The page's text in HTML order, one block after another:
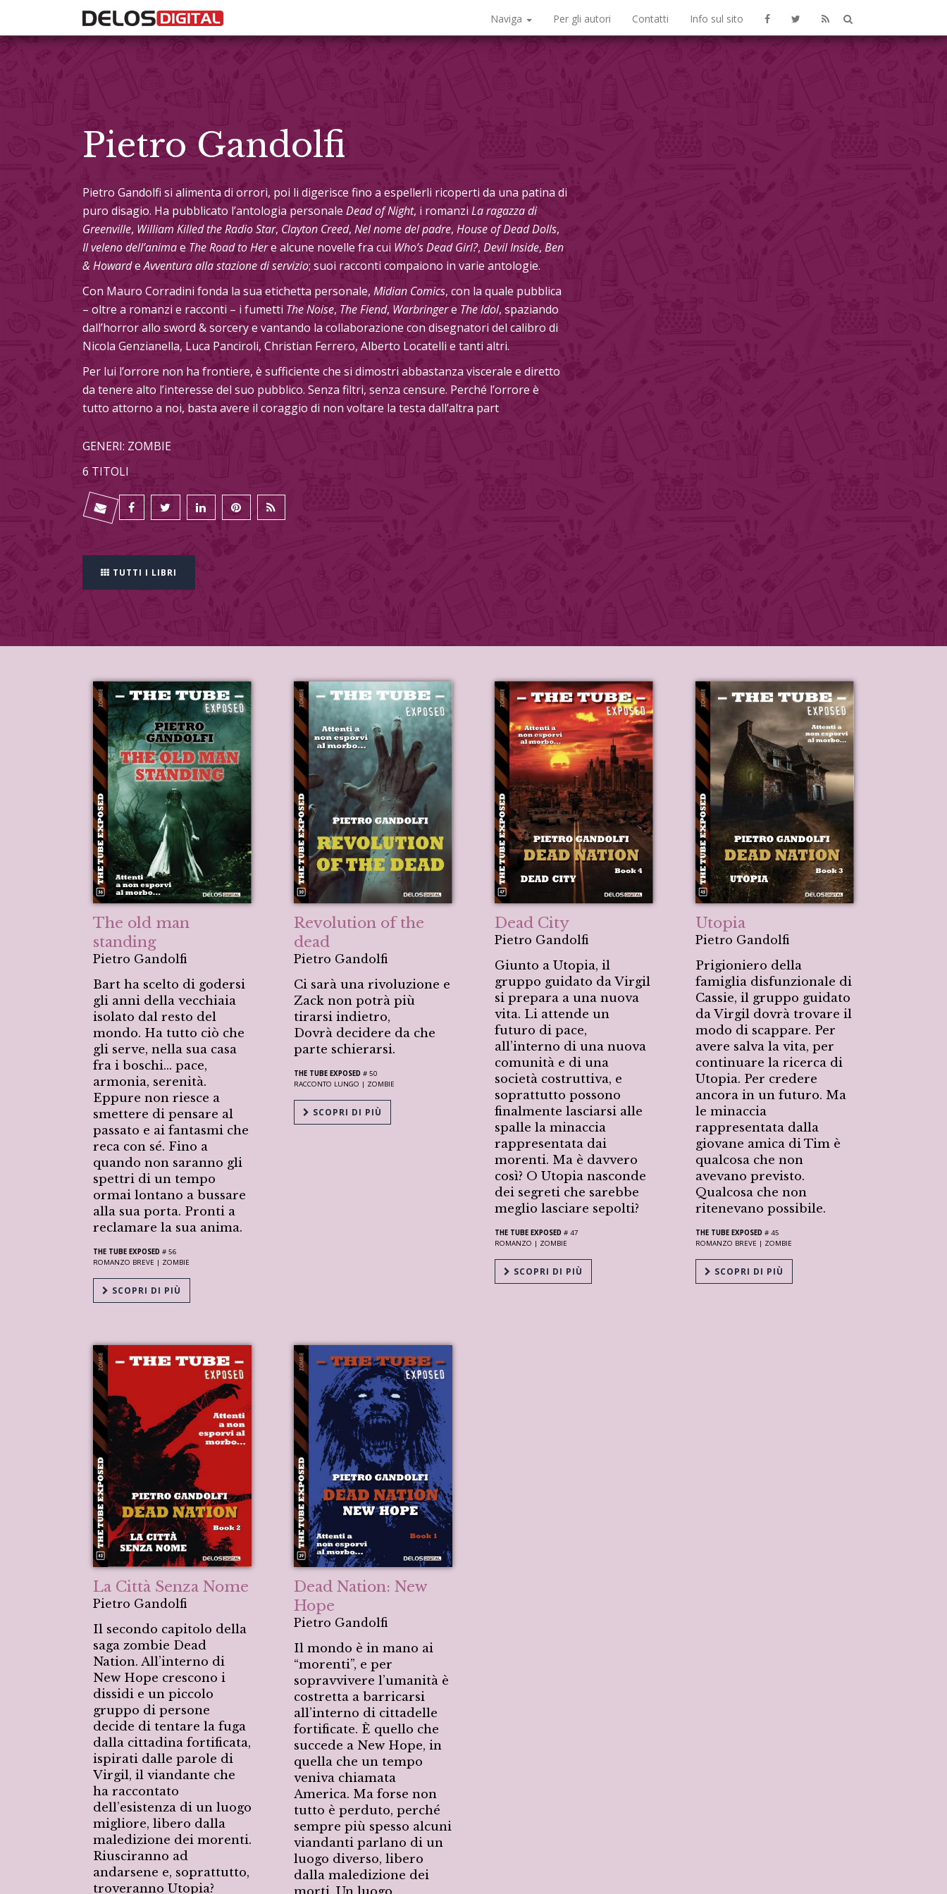
Naviga Per gli autori Contatti Info sul sito
Pietro Gandolfi
Pietro Gandolfi si alimenta di orrori, poi li digerisce fino a espellerli ricoperti da una patina di
puro disagio. Ha pubblicato l’antologia personale Dead of Night, i romanziLa ragazza di
Greenville, William Killed the Radio Star, Clayton Creed, Nel nome del padre, House of Dead Dolls,
Il veleno dell’animae The Road to Here alcune novelle fra cui Who’s Dead Girl?, Devil Inside, Ben
& HowardeAvventura alla stazione di servizio; suoi racconti compaiono in varie antologie.
Con Mauro Corradini fonda la sua etichetta personale, Midian Comics, con la quale pubblica
– oltre a romanzi e racconti – i fumetti The Noise, The Fiend, Warbringere The Idol, spaziando
dall’horror allo sword & sorcery e vantando la collaborazione con disegnatori del calibro di
Nicola Genzianella, Luca Panciroli, Christian Ferrero, Alberto Locatelli e tanti altri.
Per lui l’orrore non ha frontiere, è sufficiente che si dimostri abbastanza viscerale e diretto
da tenere alto l’interesse del suo pubblico. Senza filtri, senza censure. Perché l’orrore è
tutto attorno a noi, basta avere il coraggio di non voltare la testa dall’altra part
GENERI: ZOMBIE
6 TITOLI
TUTTI I LIBRI
The old man
standing
Pietro Gandolfi
Bart ha scelto di godersi
gli anni della vecchiaia
isolato dal resto del
mondo. Ha tutto ciò che
gli serve, nella sua casa
fra i boschi… pace,
armonia, serenità.
Eppure non riesce a
smettere di pensare al
passato e ai fantasmi che
reca con sé. Fino a
quando non saranno gli
spettri di un tempo
ormai lontano a bussare
alla sua porta. Pronti a
reclamare la sua anima.
THE TUBE EXPOSED # 56
ROMANZO BREVE | ZOMBIE
SCOPRI DI PIÙ
Revolution of the
dead
Pietro Gandolfi
Ci sarà una rivoluzione e
Zack non potrà più
tirarsi indietro,
Dovrà decidere da che
parte schierarsi.
THE TUBE EXPOSED # 50
RACCONTO LUNGO | ZOMBIE
SCOPRI DI PIÙ
Dead City
Pietro Gandolfi
Giunto a Utopia, il
gruppo guidato da Virgil
si prepara a una nuova
vita. Li attende un
futuro di pace,
all’interno di una nuova
comunità e di una
società costruttiva, e
soprattutto possono
finalmente lasciarsi alle
spalle la minaccia
rappresentata dai
morenti. Ma è davvero
così? O Utopia nasconde
dei segreti che sarebbe
meglio lasciare sepolti?
THE TUBE EXPOSED # 47
ROMANZO | ZOMBIE
SCOPRI DI PIÙ
Utopia
Pietro Gandolfi
Prigioniero della
famiglia disfunzionale di
Cassie, il gruppo guidato
da Virgil dovrà trovare il
modo di scappare. Per
avere salva la vita, per
continuare la ricerca di
Utopia. Per credere
ancora in un futuro. Ma
le minaccia
rappresentata dalla
giovane amica di Tim è
qualcosa che non
avevano previsto.
Qualcosa che non
ritenevano possibile.
THE TUBE EXPOSED # 45
ROMANZO BREVE | ZOMBIE
SCOPRI DI PIÙ
La Città Senza Nome
Pietro Gandolfi
Il secondo capitolo della
saga zombie Dead
Nation. All’interno di
New Hope crescono i
dissidi e un piccolo
gruppo di persone
decide di tentare la fuga
dalla cittadina fortificata,
ispirati dalle parole di
Virgil, il viandante che
ha raccontato
dell’esistenza di un luogo
migliore, libero dalla
maledizione dei morenti.
Riusciranno ad
andarsene e, soprattutto,
troveranno Utopia?
Dead Nation: New
Hope
Pietro Gandolfi
Il mondo è in mano ai
“morenti”, e per
sopravvivere l’umanità è
costretta a barricarsi
all’interno di cittadelle
fortificate. È quello che
succede a New Hope, in
quella che un tempo
veniva chiamata
America. Ma forse non
tutto è perduto, perché
sempre più spesso alcuni
viandanti parlano di un
luogo diverso, libero
dalla maledizione dei